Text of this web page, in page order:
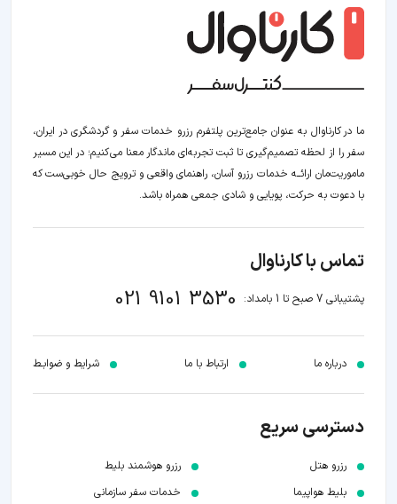
ما در کارناوال به عنوان جامع‌ترین پلتفرم رزرو خدمات سفر و گردشگری در ایران،
سفر را از لحظه‌ تصمیم‌گیری تا ثبت تجربه‌ای ماندگار معنا می‌کنیم؛ در این مسیر‍
ماموریت‌مان اراﺋــﻪ خدمات رزرو آسان، راهنمای واقعی و ترویج حال خوبی‌ست که
با دعوت به حرکت، پویایی و شادی جمعی همراه باشد.
تماس با کارناوال
پشتیبانی 7 صبح تا 1 بامداد: 021 9101 3530
درباره ما ارتباط با ما شرایط و ضوابـط
دسترسی سریع
رزرو هتل
بلیط هواپیما
رزرو هوشمند بلیط
خدمات سفر سازمانی